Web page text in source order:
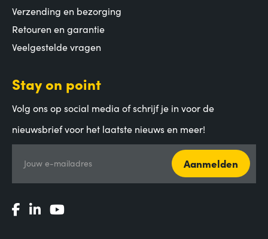
Verzending en bezorging
Retouren en garantie
Veelgestelde vragen
Stay on point
Volg ons op social media of schrijf je in voor de
nieuwsbrief voor het laatste nieuws en meer!
Jouw e-mailadres Aanmelden